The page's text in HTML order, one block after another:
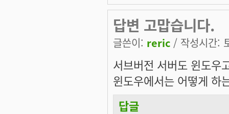
답변 고맙습니다.
글쓴이: reric / 작성시간:
서브버전 서버도 윈도우
윈도우에서는 어떻게 하
답글